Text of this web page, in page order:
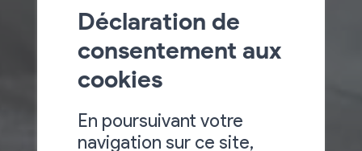
Déclaration de
consentement aux
cookies
En poursuivant votre
navigation sur ce site,